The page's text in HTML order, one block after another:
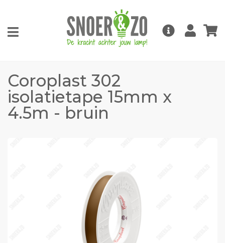
Coroplast 302
isolatietape 15mm x
4.5m - bruin